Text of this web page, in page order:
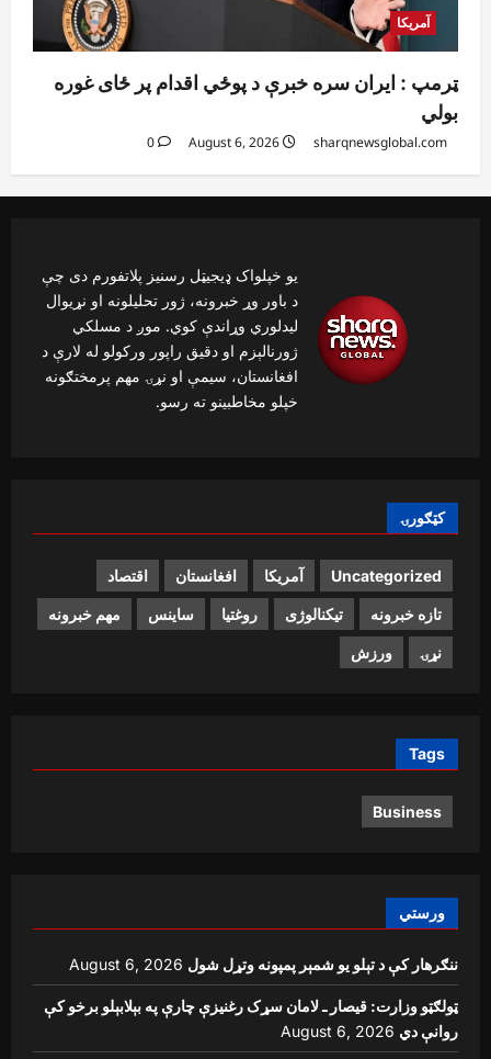
آمریکا
ټرمپ : ایران سره خبرې د پوځي اقدام پر ځای غوره
بولي
sharqnewsglobal.com
0
یو خپلواک ډیجیټل رسنیز پلاتفورم دی چې
د باور وړ خبرونه، ژور تحلیلونه او نړیوال
لیدلوري وړاندې کوي. موږ د مسلکي
ژورنالېزم او دقیق راپور ورکولو له لارې د
افغانستان، سیمې او نړۍ مهم پرمختګونه
خپلو مخاطبینو ته رسو.
کټګورۍ
Uncategorized آمریکا افغانستان اقتصاد
تازه خبرونه تیکنالوژی روغتیا ساینس مهم خبرونه
نړۍ ورزش
Tags
Business
ورستي
ننګرهار کې د تېلو یو شمېر پمپونه وتړل شول August 6, 2026
ټولګټو وزارت: قیصار ـ لامان سړک رغنیزې چارې په بېلابېلو برخو کې
روانې دي August 6, 2026